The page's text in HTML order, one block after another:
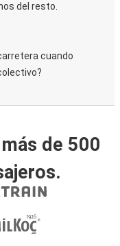
del resto.
cuando
de 500